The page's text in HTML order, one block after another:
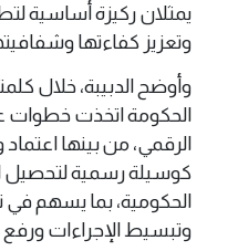
يمثلان ركيزة أساسية
وتعزيز كفاءتها
وأوضح الدبيبة، خلال
الحكومة اتخذت خطوات
الرقمي، من بينها
كوسيلة رسمية لتحصيل
الحكومية، بما يسهم
وتبسيط الإجراءات ورفع